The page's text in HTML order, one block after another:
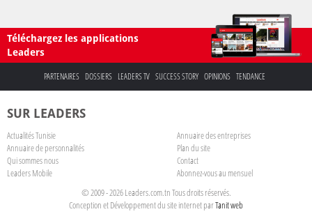
Téléchargez les applications
Leaders
PARTENAIRES DOSSIERS LEADERS TV SUCCESS STORY OPINIONS TENDANCE
SUR LEADERS
Actualités Tunisie
Annuaire des entreprises
Annuaire de personnalités
Plan du site
Qui sommes nous
Contact
Leaders Mobile
Abonnez-vous au mensuel
© 2009 - 2026 Leaders.com.tn Tous droits réservés.
Conception et Développement du site internet parTanit web